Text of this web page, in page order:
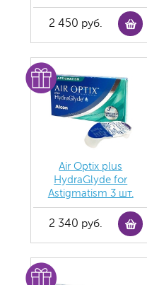
2 450 руб.
Air Optix plus
HydraGlyde for
Astigmatism 3 шт.
2 340 руб.